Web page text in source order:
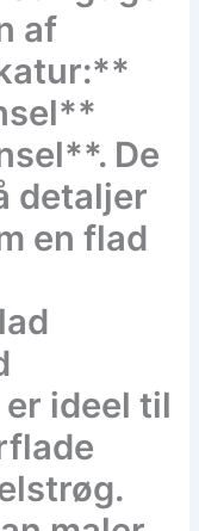
af
De
detaljer
en flad
ideel til